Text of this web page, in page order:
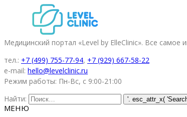
Медицинский портал «Level by ElleClinic». Все самое
тел.: +7 (499) 755-77-94, +7 (929) 667-58-22
e-mail: hello@levelclinic.ru
Режим работы: Пн-Вс, с 9:00-21:00
Найти:
МЕНЮ